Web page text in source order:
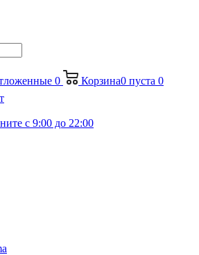
0 Корзина0 пуста 0
с 9:00 до 22:00